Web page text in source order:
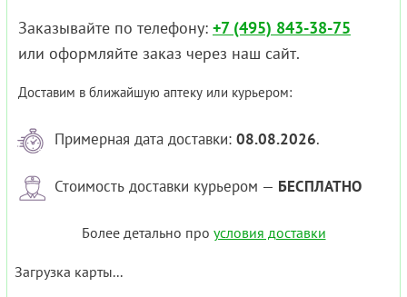
Заказывайте по телефону: +7 (495) 843-38-75
или оформляйте заказ через наш сайт.
Доставим в ближайшую аптеку или курьером:
Примерная дата доставки: 08.08.2026.
Стоимость доставки курьером — БЕСПЛАТНО
Более детально про условия доставки
Загрузка карты...